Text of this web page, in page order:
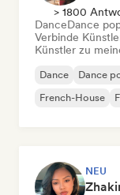
> 1800
DanceDance
Verbinde
Künstler zu
Dance Dance
French-House
NEU